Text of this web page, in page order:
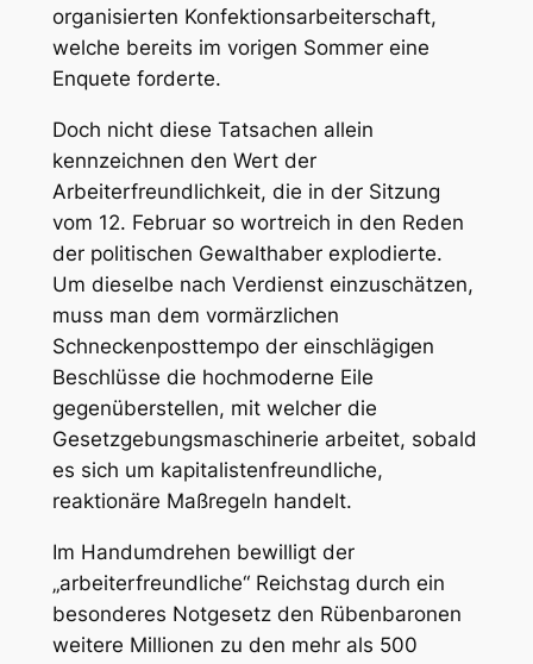
organisierten Konfektionsarbeiterschaft,
welche bereits im vorigen Sommer eine
Enquete forderte.
Doch nicht diese Tatsachen allein
kennzeichnen den Wert der
Arbeiterfreundlichkeit, die in der Sitzung
vom 12. Februar so wortreich in den Reden
der politischen Gewalthaber explodierte.
Um dieselbe nach Verdienst einzuschätzen,
muss man dem vormärzlichen
Schneckenposttempo der einschlägigen
Beschlüsse die hochmoderne Eile
gegenüberstellen, mit welcher die
Gesetzgebungsmaschinerie arbeitet, sobald
es sich um kapitalistenfreundliche,
reaktionäre Maßregeln handelt.
Im Handumdrehen bewilligt der
„arbeiterfreundliche“ Reichstag durch ein
besonderes Notgesetz den Rübenbaronen
weitere Millionen zu den mehr als 500